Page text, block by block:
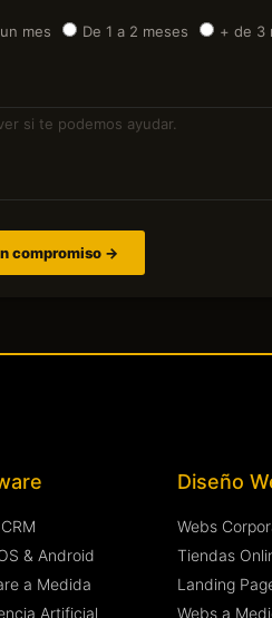
mes De 1 a 2 meses + de 3
compromiso →
& Android
a Medida
Artificial
Diseño
Webs
Tiendas
Landing
Webs a